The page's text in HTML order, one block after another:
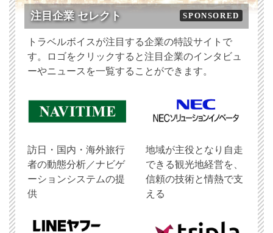
注目企業 セレクト SPONSORED
トラベルボイスが注目する企業の特設サイトで
す。ロゴをクリックすると注目企業のインタビュ
ーやニュースを一覧することができます。
訪日・国内・海外旅行
者の動態分析／ナビゲ
ーションシステムの提
供
地域が主役となり自走
できる観光地経営を、
信頼の技術と情熱で支
える